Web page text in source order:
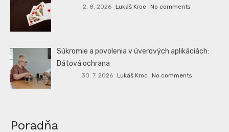
2. 8. 2026 Lukáš Kroc No comments
Súkromie a povolenia v úverových aplikáciách:
Dátová ochrana
30. 7. 2026 Lukáš Kroc No comments
Poradňa